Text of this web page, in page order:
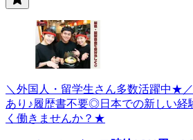
＼外国人・留学生さん多数活躍中★
あり♪履歴書不要◎日本での新しい経
く働きませんか？★